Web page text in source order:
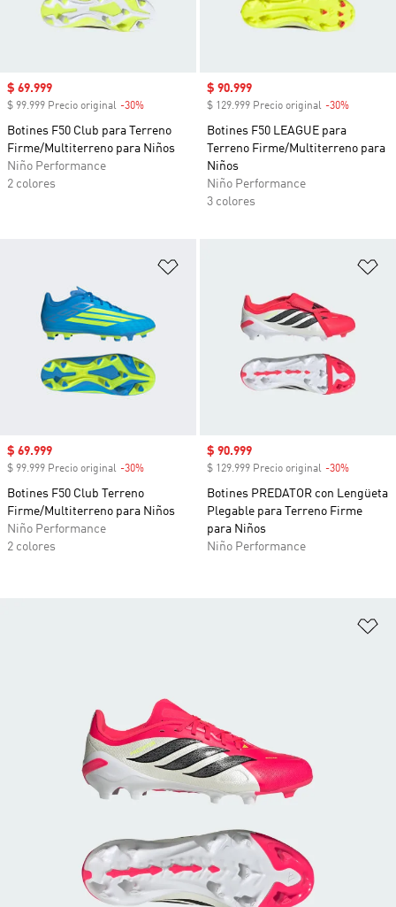
Precio de venta
$ 69.999
$ 99.999 Precio original -30%
Botines F50 Club para Terreno
Firme/Multiterreno para Niños
Niño Performance
2 colores
Precio de venta
$ 90.999
$ 129.999 Precio original -30%
Botines F50 LEAGUE para
Terreno Firme/Multiterreno para
Niños
Niño Performance
3 colores
Precio de venta
$ 69.999
$ 99.999 Precio original -30%
Botines F50 Club Terreno
Firme/Multiterreno para Niños
Niño Performance
2 colores
Precio de venta
$ 90.999
$ 129.999 Precio original -30%
Botines PREDATOR con Lengüeta
Plegable para Terreno Firme
para Niños
Niño Performance